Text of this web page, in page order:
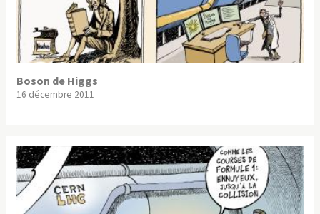
Boson de Higgs
16 décembre 2011